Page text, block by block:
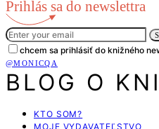
Prihlás sa do newslettra
chcem sa prihlásiť do knižného
@MONICQA
BLOG O
KTO SOM?
MOJE VYDAVATEĽSTVO